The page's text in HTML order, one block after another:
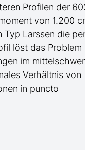
Profilen der
von 1.200
Typ Larssen die
löst das Problem
im
Verhältnis von
in puncto